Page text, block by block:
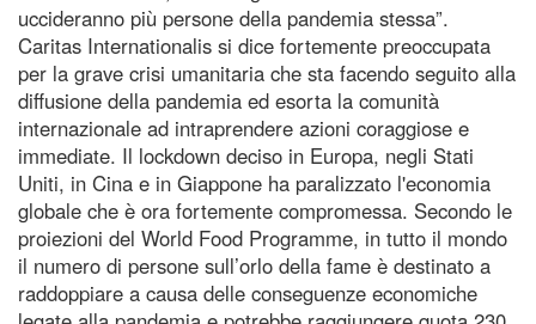
uccideranno più persone della pandemia stessa”.
Caritas Internationalis si dice fortemente preoccupata
per la grave crisi umanitaria che sta facendo seguito alla
diffusione della pandemia ed esorta la comunità
internazionale ad intraprendere azioni coraggiose e
immediate. Il lockdown deciso in Europa, negli Stati
Uniti, in Cina e in Giappone ha paralizzato l'economia
globale che è ora fortemente compromessa. Secondo le
proiezioni del World Food Programme, in tutto il mondo
il numero di persone sull’orlo della fame è destinato a
raddoppiare a causa delle conseguenze economiche